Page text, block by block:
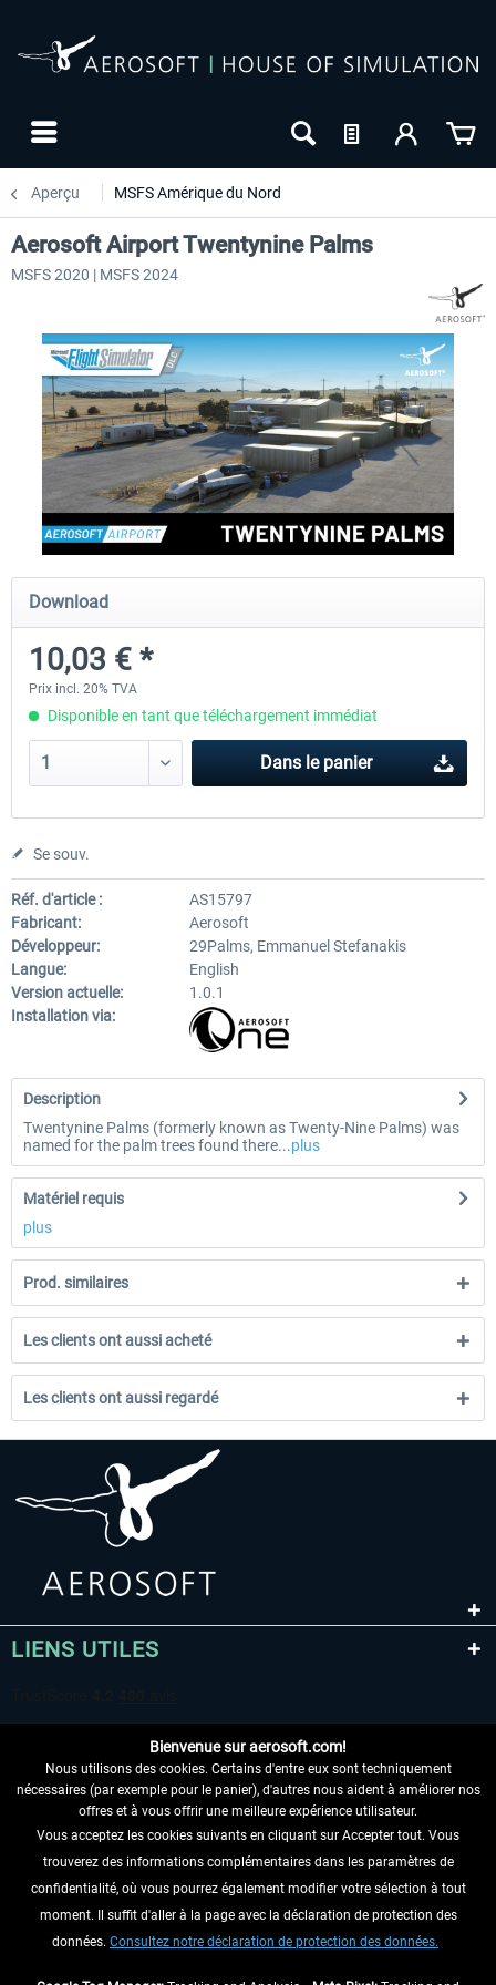
Aperçu MSFS Amérique du Nord
FSDG - Greenland Kulusuk MSFS
9,07 € *
Aerosoft Airport
Aerosoft Airport Twentynine Palms
MSFS 2020 | MSFS 2024
Download
10,03 € *
Prix incl. 20% TVA
Disponible en tant que téléchargement immédiat
Dans le panier
Se souv.
Réf. d'article :
AS15797
Fabricant:
Aerosoft
Développeur:
29Palms, Emmanuel Stefanakis
Langue:
English
Version actuelle:
1.0.1
Installation via:
Description
Twentynine Palms (formerly known as Twenty-Nine Palms) was
named for the palm trees found there...plus
Matériel requis
plus
Prod. similaires
Les clients ont aussi acheté
Les clients ont aussi regardé
LIENS UTILES
RENONCER AU CONTRAT ICI
INFORMATIONS
NE MANQUEZ PAS LES DERNIÈRES
Bienvenue sur aerosoft.com!
Nous utilisons des cookies. Certains d'entre eux sont techniquement
nécessaires (par exemple pour le panier), d'autres nous aident à améliorer nos
offres et à vous offrir une meilleure expérience utilisateur.
Vous acceptez les cookies suivants en cliquant sur Accepter tout. Vous
trouverez des informations complémentaires dans les paramètres de
confidentialité, où vous pourrez également modifier votre sélection à tout
moment. Il suffit d'aller à la page avec la déclaration de protection des
données. Consultez notre déclaration de protection des données.